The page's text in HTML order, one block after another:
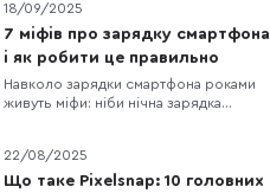
18/09/2025
7 міфів про зарядку смартфона
і як робити це правильно
Навколо зарядки смартфона роками
живуть міфи: ніби нічна зарядка
"рідного" блока живлення — ніяк.
Насправді літій-іонні батареї та сучасні
22/08/2025
Що таке Pixelsnap: 10 головних